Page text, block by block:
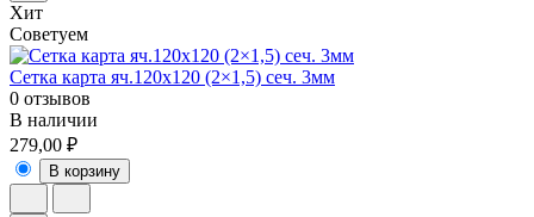
Хит
Советуем
Сетка карта яч.120х120 (2×1,5) сеч. 3мм
0 отзывов
В наличии
279,00 ₽
В корзину